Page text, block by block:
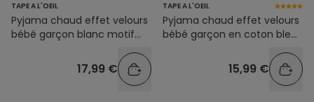
TAPE A L'OEIL
Pyjama chaud effet velours
bébé garçon blanc motif
17,99 €
TAPE A L'OEIL
Pyjama chaud effet velours
bébé garçon en coton bleu
15,99 €